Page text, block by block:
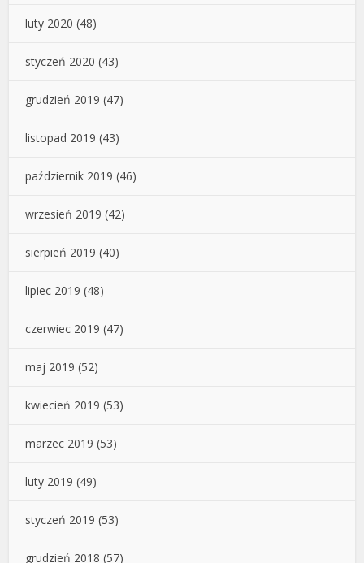
luty 2020 (48)
styczeń 2020 (43)
grudzień 2019 (47)
listopad 2019 (43)
październik 2019 (46)
wrzesień 2019 (42)
sierpień 2019 (40)
lipiec 2019 (48)
czerwiec 2019 (47)
maj 2019 (52)
kwiecień 2019 (53)
marzec 2019 (53)
luty 2019 (49)
styczeń 2019 (53)
grudzień 2018 (57)